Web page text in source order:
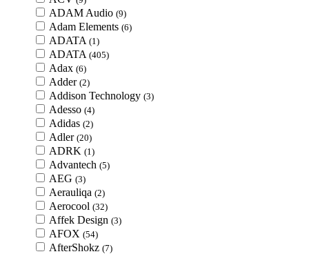
ADAM Audio (9)
Adam Elements (6)
ADATA (1)
ADATA (405)
Adax (6)
Adder (2)
Addison Technology (3)
Adesso (4)
Adidas (2)
Adler (20)
ADRK (1)
Advantech (5)
AEG (3)
Aerauliqa (2)
Aerocool (32)
Affek Design (3)
AFOX (54)
AfterShokz (7)